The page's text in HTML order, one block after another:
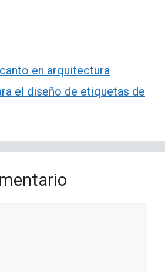
en arquitectura
el diseño de etiquetas de